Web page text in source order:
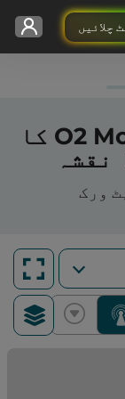
چلائیں
سلطنت متحدہ میں O2 Mobile کا